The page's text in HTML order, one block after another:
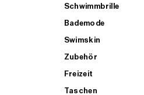
Schwimmbrille
Bademode
Swimskin
Zubehör
Freizeit
Taschen